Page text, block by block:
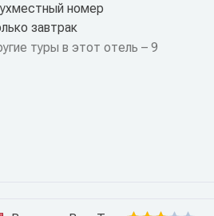
номер
завтрак
туры в этот отель – 9